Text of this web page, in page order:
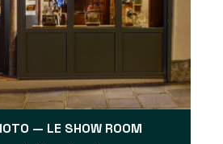
— LE SHOW ROOM